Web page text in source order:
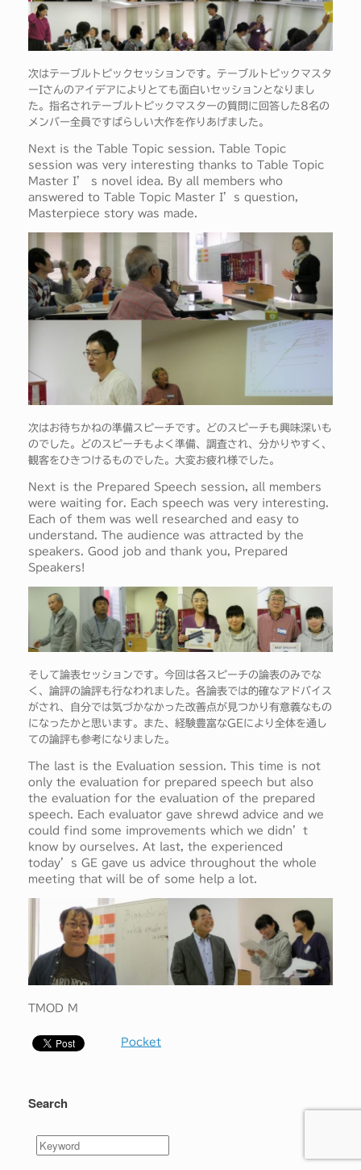
次はテーブルトピックセッションです。テーブルトピックマスタ
ーIさんのアイデアによりとても面白いセッションとなりまし
た。指名されテーブルトピックマスターの質問に回答した8名の
メンバー全員ですばらしい大作を作りあげました。
Next is the Table Topic session. Table Topic
session was very interesting thanks to Table Topic
Master I’ s novel idea. By all members who
answered to Table Topic Master I’s question,
Masterpiece story was made.
次はお待ちかねの準備スピーチです。どのスピーチも興味深いも
のでした。どのスピーチもよく準備、調査され、分かりやすく、
観客をひきつけるものでした。大変お疲れ様でした。
Next is the Prepared Speech session, all members
were waiting for. Each speech was very interesting.
Each of them was well researched and easy to
understand. The audience was attracted by the
speakers. Good job and thank you, Prepared
Speakers!
そして論表セッションです。今回は各スピーチの論表のみでな
く、論評の論評も行なわれました。各論表では的確なアドバイス
がされ、自分では気づかなかった改善点が見つかり有意義なもの
になったかと思います。また、経験豊富なGEにより全体を通し
ての論評も参考になりました。
The last is the Evaluation session. This time is not
only the evaluation for prepared speech but also
the evaluation for the evaluation of the prepared
speech. Each evaluator gave shrewd advice and we
could find some improvements which we didn’t
know by ourselves. At last, the experienced
today’s GE gave us advice throughout the whole
meeting that will be of some help a lot.
TMOD M
Pocket
Search